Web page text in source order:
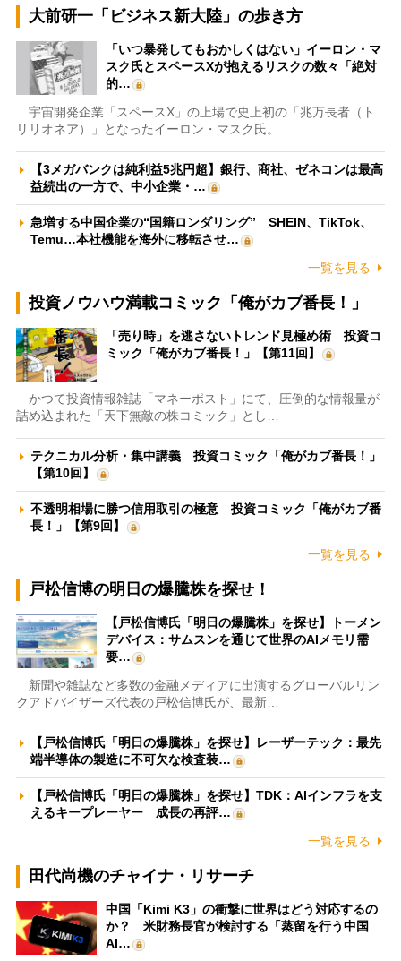
大前研一「ビジネス新大陸」の歩き方
「いつ暴発してもおかしくはない」イーロン・マ
スク氏とスペースXが抱えるリスクの数々「絶対
的…
宇宙開発企業「スペースX」の上場で史上初の「兆万長者（ト
リリオネア）」となったイーロン・マスク氏。…
【3メガバンクは純利益5兆円超】銀行、商社、ゼネコンは最高
益続出の一方で、中小企業・…
急増する中国企業の“国籍ロンダリング” SHEIN、TikTok、
Temu…本社機能を海外に移転させ…
一覧を見る
投資ノウハウ満載コミック「俺がカブ番長！」
「売り時」を逃さないトレンド見極め術 投資コ
ミック「俺がカブ番長！」【第11回】
かつて投資情報雑誌「マネーポスト」にて、圧倒的な情報量が
詰め込まれた「天下無敵の株コミック」とし…
テクニカル分析・集中講義 投資コミック「俺がカブ番長！」
【第10回】
不透明相場に勝つ信用取引の極意 投資コミック「俺がカブ番
長！」【第9回】
一覧を見る
戸松信博の明日の爆騰株を探せ！
【戸松信博氏「明日の爆騰株」を探せ】トーメン
デバイス：サムスンを通じて世界のAIメモリ需
要…
新聞や雑誌など多数の金融メディアに出演するグローバルリン
クアドバイザーズ代表の戸松信博氏が、最新…
【戸松信博氏「明日の爆騰株」を探せ】レーザーテック：最先
端半導体の製造に不可欠な検査装…
【戸松信博氏「明日の爆騰株」を探せ】TDK：AIインフラを支
えるキープレーヤー 成長の再評…
一覧を見る
田代尚機のチャイナ・リサーチ
中国「Kimi K3」の衝撃に世界はどう対応するの
か？ 米財務長官が検討する「蒸留を行う中国
AI…